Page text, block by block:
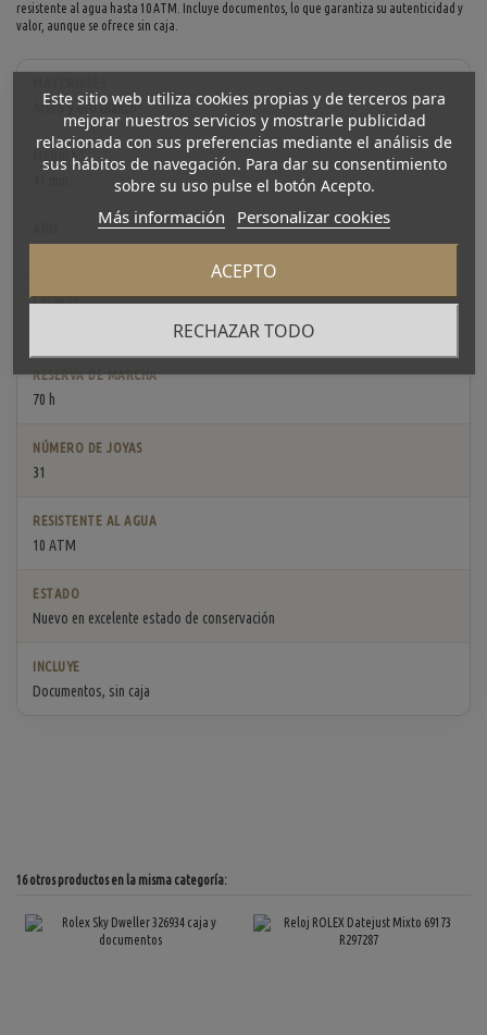
resistente al agua hasta 10 ATM. Incluye documentos, lo que garantiza su autenticidad y
valor, aunque se ofrece sin caja.
Acero y oro blanco
MEDIDAS
CALIBRE
RESERVA DE MARCHA
70 h
NÚMERO DE JOYAS
31
RESISTENTE AL AGUA
10 ATM
ESTADO
Nuevo en excelente estado de conservación
INCLUYE
Documentos, sin caja
16 otros productos en la misma categoría:
Este sitio web utiliza cookies propias y de terceros para
mejorar nuestros servicios y mostrarle publicidad
relacionada con sus preferencias mediante el análisis de
sus hábitos de navegación. Para dar su consentimiento
sobre su uso pulse el botón Acepto.
Más información Personalizar cookies
RECHAZAR TODO
ACEPTO